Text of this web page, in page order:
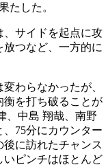
たした。
、サイドを起点に攻
つなど、一方的に
わらなかったが、
衡を打ち破ることが
、中島 翔哉、南野
75分にカウンター
に訪れたチャンス
いピンチはほとんど